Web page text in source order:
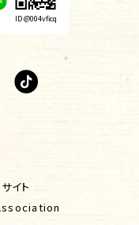
ID @004vficq
イト